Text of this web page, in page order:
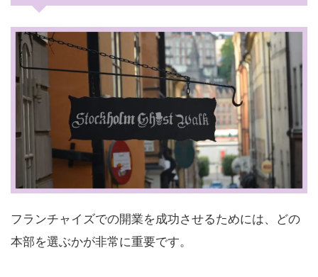
フランチャイズでの開業を成功させるためには、どの
本部を選ぶかが非常に重要です。